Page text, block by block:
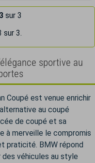
sur 3
sur 3.
sportive au
Coupé est venue enrichir
au coupé
de coupé et sa
à merveille le compromis
praticité. BMW répond
des véhicules au style